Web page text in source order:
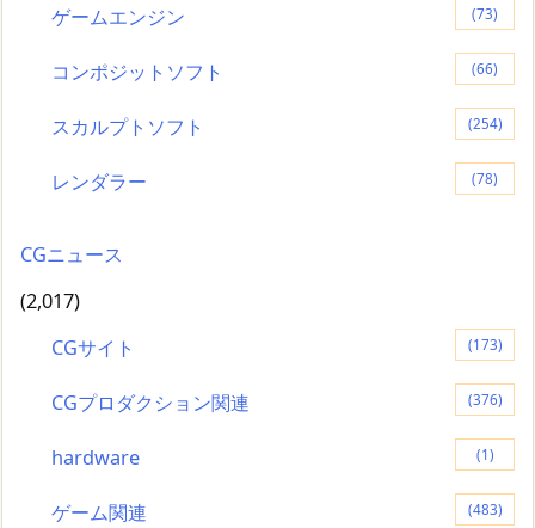
ゲームエンジン (73)
コンポジットソフト (66)
スカルプトソフト (254)
レンダラー (78)
CGニュース
(2,017)
CGサイト
(173)
CGプロダクション関連 (376)
hardware (1)
ゲーム関連 (483)